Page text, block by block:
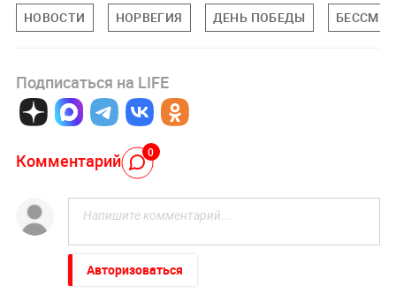
НОВОСТИ НОРВЕГИЯ ДЕНЬ ПОБЕДЫ
Подписаться на LIFE
Комментарий 0
Авторизоваться